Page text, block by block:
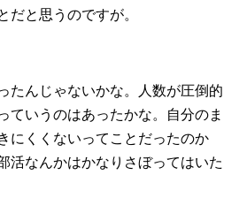
だと思うのですが。
たんじゃないかな。人数が圧倒的
ていうのはあったかな。自分のま
にくくないってことだったのか
活なんかはかなりさぼってはいた